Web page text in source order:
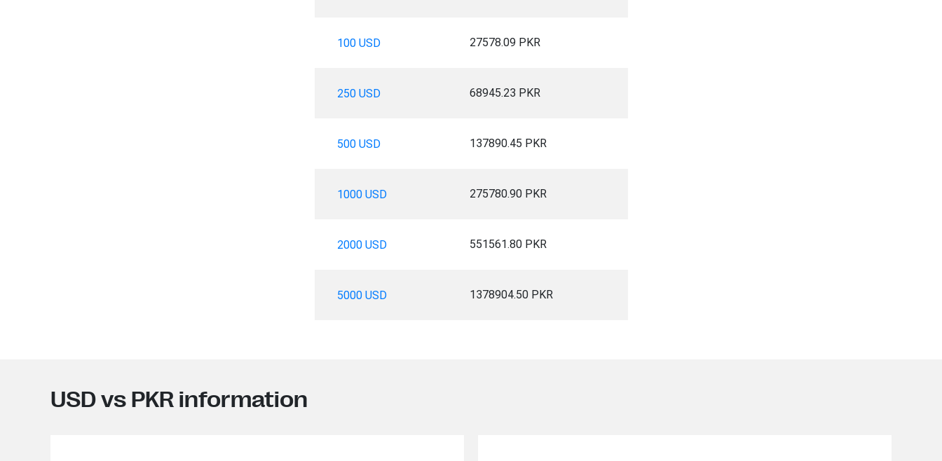
100 USD 27578.09 PKR
250 USD 68945.23 PKR
500 USD 137890.45 PKR
1000 USD 275780.90 PKR
2000 USD 551561.80 PKR
5000 USD 1378904.50 PKR
USD vs PKR information